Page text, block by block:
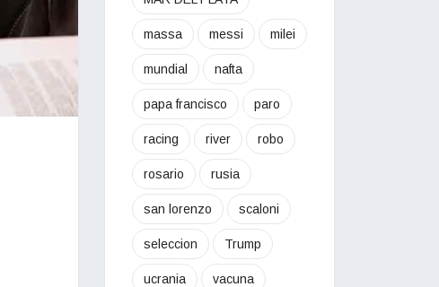
massa messi milei
mundial nafta
papa francisco paro
racing river robo
rosario rusia
san lorenzo scaloni
seleccion Trump
ucrania vacuna